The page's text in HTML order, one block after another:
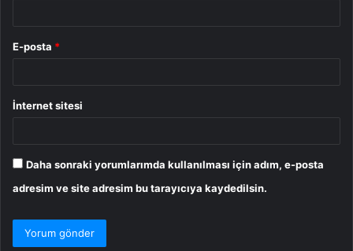
E-posta *
İnternet sitesi
Daha sonraki yorumlarımda kullanılması için adım, e-posta
adresim ve site adresim bu tarayıcıya kaydedilsin.